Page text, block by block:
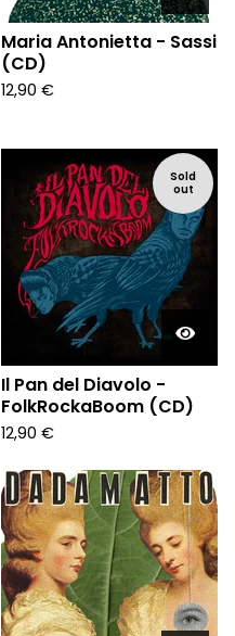
Maria Antonietta - Sassi
(CD)
12,90 €
Sold
out
Il Pan del Diavolo -
FolkRockaBoom (CD)
12,90 €